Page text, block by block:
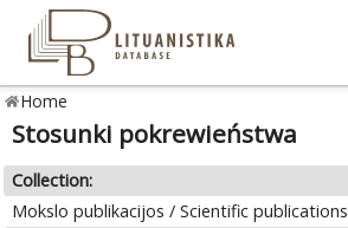
Home
Stosunki pokrewieństwa
Collection:
Mokslo publikacijos / Scientific publications